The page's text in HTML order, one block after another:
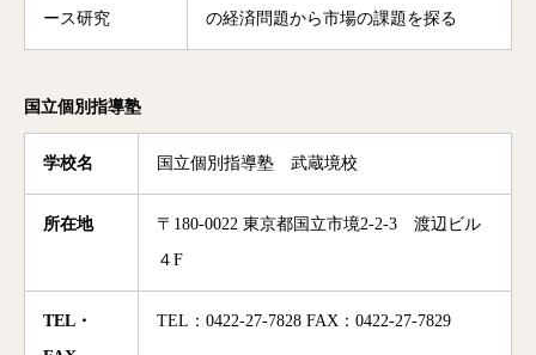
ース研究
の経済問題から市場の課題を探る
国立個別指導塾
学校名 国立個別指導塾 武蔵境校
所在地
〒180-0022 東京都国立市境2-2-3 渡辺ビル
４F
TEL・
TEL：0422-27-7828 FAX：0422-27-7829